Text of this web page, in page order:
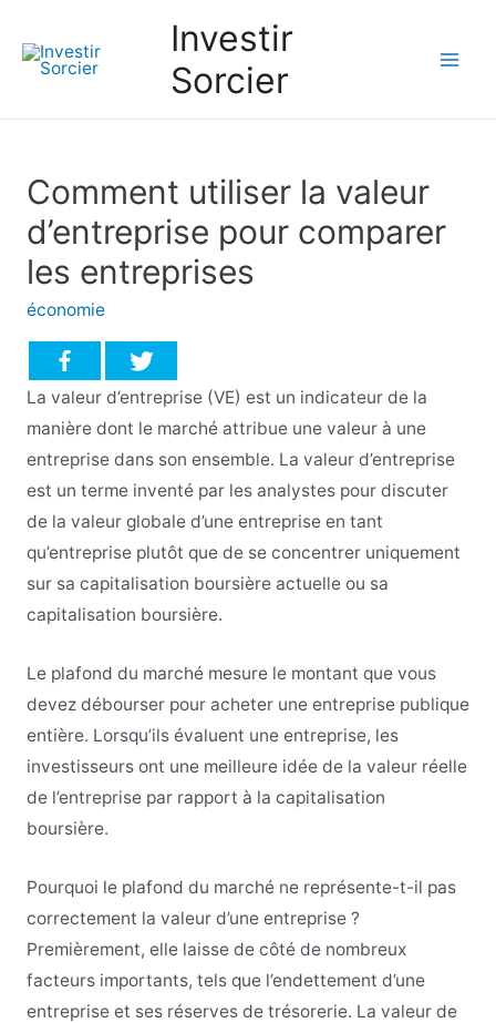
Investir
Sorcier
Comment utiliser la valeur
d’entreprise pour comparer
les entreprises
économie
La valeur d’entreprise (VE) est un indicateur de la
manière dont le marché attribue une valeur à une
entreprise dans son ensemble. La valeur d’entreprise
est un terme inventé par les analystes pour discuter
de la valeur globale d’une entreprise en tant
qu’entreprise plutôt que de se concentrer uniquement
sur sa capitalisation boursière actuelle ou sa
capitalisation boursière.
Le plafond du marché mesure le montant que vous
devez débourser pour acheter une entreprise publique
entière. Lorsqu’ils évaluent une entreprise, les
investisseurs ont une meilleure idée de la valeur réelle
de l’entreprise par rapport à la capitalisation
boursière.
Pourquoi le plafond du marché ne représente-t-il pas
correctement la valeur d’une entreprise ?
Premièrement, elle laisse de côté de nombreux
facteurs importants, tels que l’endettement d’une
entreprise et ses réserves de trésorerie. La valeur de